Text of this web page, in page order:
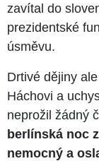
zavítal do
prezidentské
úsměvu.
Drtivé dějiny
Háchovi a
neprožil žádný
berlínská noc
nemocný a